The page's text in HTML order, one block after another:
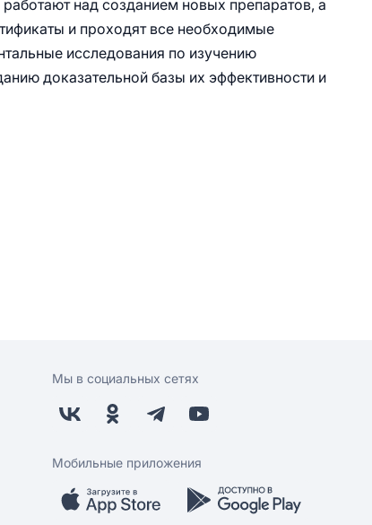
над созданием новых препаратов, а
и проходят все необходимые
исследования по изучению
доказательной базы их эффективности и
Мы в социальных сетях
Мобильные приложения